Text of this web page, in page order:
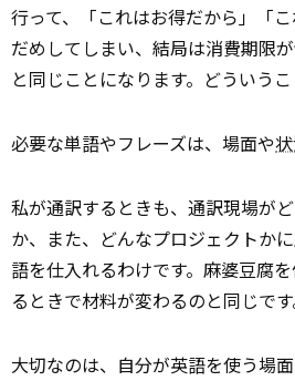
行って、「これはお得だから」「
だめしてしまい、結局は消費期限
と同じことになります。どういう
必要な単語やフレーズは、場面や
私が通訳するときも、通訳現場が
か、また、どんなプロジェクトか
語を仕入れるわけです。麻婆豆腐
るときで材料が変わるのと同じです
大切なのは、自分が英語を使う場